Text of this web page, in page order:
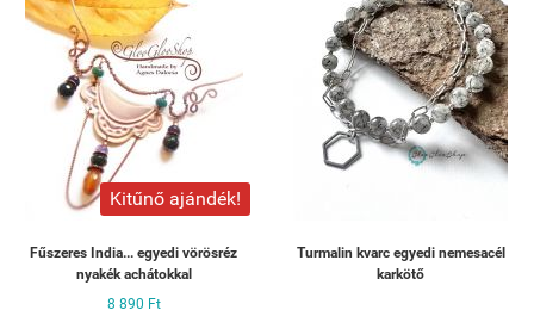
Kitűnő ajándék!
Fűszeres India... egyedi vörösréz
nyakék achátokkal
8 890 Ft
Turmalin kvarc egyedi nemesacél
karkötő